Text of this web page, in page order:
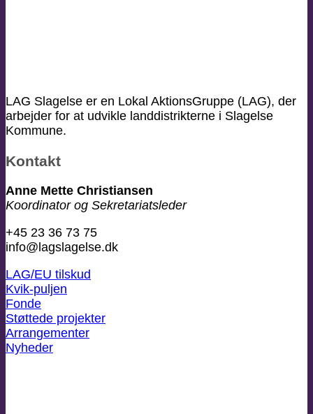
LAG Slagelse er en Lokal AktionsGruppe (LAG), der
arbejder for at udvikle landdistrikterne i Slagelse
Kommune.
Kontakt
Anne Mette Christiansen
Koordinator og Sekretariatsleder
+45 23 36 73 75
info@lagslagelse.dk
LAG/EU tilskud
Kvik-puljen
Fonde
Støttede projekter
Arrangementer
Nyheder